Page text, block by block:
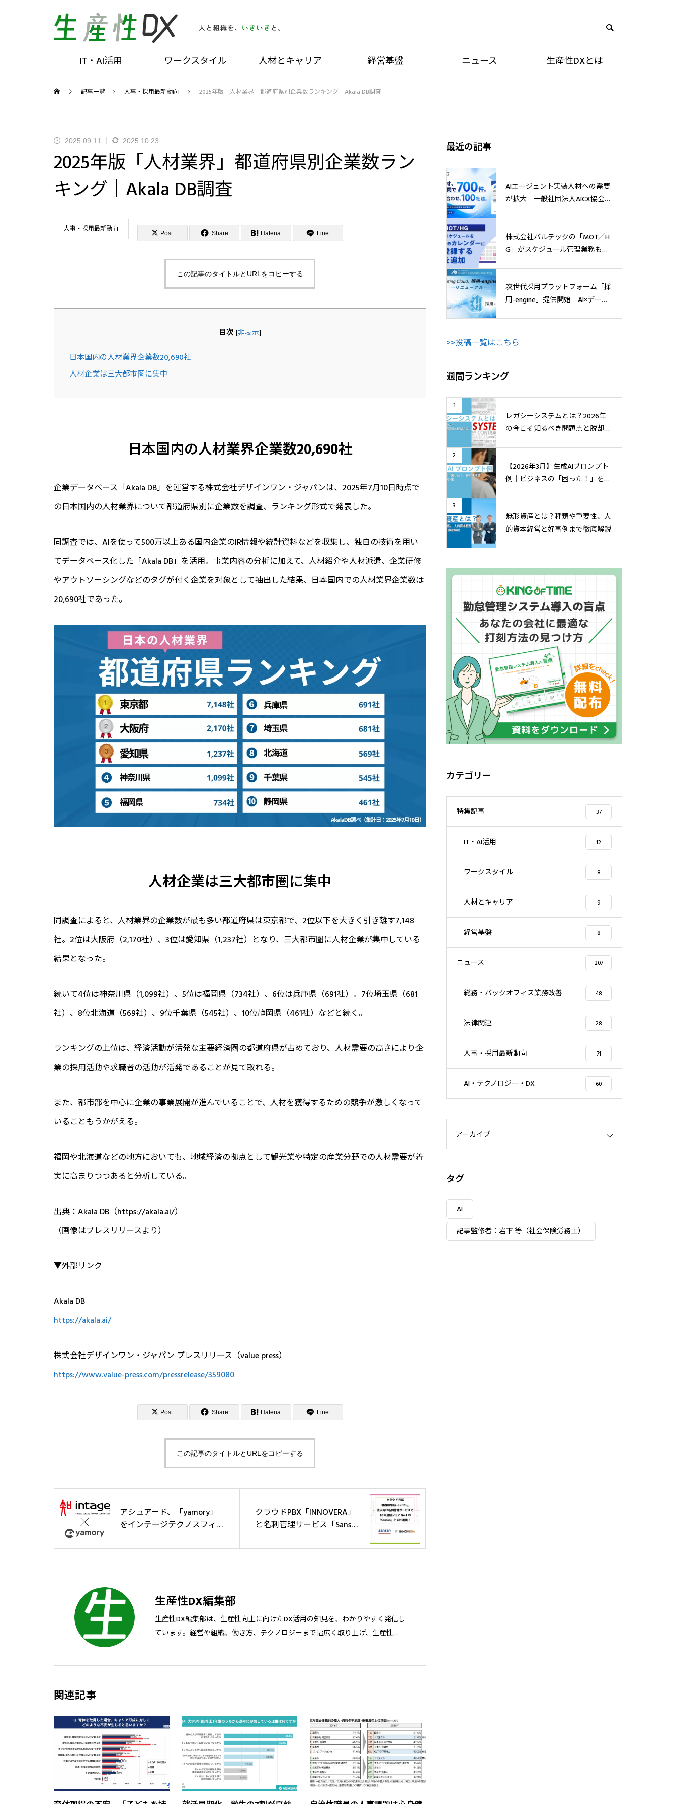
IT・AI活用 ワークスタイル 人材とキャリア 経営基盤 ニュース 生産性DXとは
記事一覧 人事・採用最新動向 2025年版「人材業界」都道府県別企業数ランキング｜Akala DB調査
2025.09.11 2025.10.23
2025年版「人材業界」都道府県別企業数ラン
キング｜Akala DB調査
人事・採用最新動向 Post Share Hatena Line
この記事のタイトルとURLをコピーする
目次 [非表示]
日本国内の人材業界企業数20,690社
人材企業は三大都市圏に集中
日本国内の人材業界企業数20,690社
企業データベース「Akala DB」を運営する株式会社デザインワン・ジャパンは、2025年7月10日時点で
の日本国内の人材業界について都道府県別に企業数を調査、ランキング形式で発表した。
同調査では、AIを使って500万以上ある国内企業のIR情報や統計資料などを収集し、独自の技術を用い
てデータベース化した「Akala DB」を活用。事業内容の分析に加えて、人材紹介や人材派遣、企業研修
やアウトソーシングなどのタグが付く企業を対象として抽出した結果、日本国内での人材業界企業数は
20,690社であった。
人材企業は三大都市圏に集中
同調査によると、人材業界の企業数が最も多い都道府県は東京都で、2位以下を大きく引き離す7,148
社。2位は大阪府（2,170社）、3位は愛知県（1,237社）となり、三大都市圏に人材企業が集中している
結果となった。
続いて4位は神奈川県（1,099社）、5位は福岡県（734社）、6位は兵庫県（691社）。7位埼玉県（681
社）、8位北海道（569社）、9位千葉県（545社）、10位静岡県（461社）などと続く。
ランキングの上位は、経済活動が活発な主要経済圏の都道府県が占めており、人材需要の高さにより企
業の採用活動や求職者の活動が活発であることが見て取れる。
また、都市部を中心に企業の事業展開が進んでいることで、人材を獲得するための競争が激しくなって
いることもうかがえる。
福岡や北海道などの地方においても、地域経済の拠点として観光業や特定の産業分野での人材需要が着
実に高まりつつあると分析している。
出典：Akala DB（https://akala.ai/）
（画像はプレスリリースより）
▼外部リンク
Akala DB
https://akala.ai/
株式会社デザインワン・ジャパン プレスリリース（value press）
https://www.value-press.com/pressrelease/359080
Post Share Hatena Line
この記事のタイトルとURLをコピーする
アシュアード、「yamory」
をインテージテクノスフィア
クラウドPBX「INNOVERA」
と名刺管理サービス「Sansa
生産性DX編集部
生産性DX編集部は、生産性向上に向けたDX活用の知見を、わかりやすく発信し
ています。経営や組織、働き方、テクノロジーまで幅広く取り上げ、生産性向
関連記事
最近の記事
AIエージェント実装人材への需要
が拡大 一般社団法人AICX協会の
株式会社バルテックの「MOT／H
G」がスケジュール管理業務も効
次世代採用プラットフォーム「採
用-engine」提供開始 AI×データ
>>投稿一覧はこちら
週間ランキング
1
レガシーシステムとは？2026年
の今こそ知るべき問題点と脱却方
2
【2026年3月】生成AIプロンプト
例│ビジネスの「困った！」を解
3
無形資産とは？種類や重要性、人
的資本経営と好事例まで徹底解説
カテゴリー
特集記事 37
IT・AI活用 12
ワークスタイル 8
人材とキャリア 9
経営基盤 8
ニュース 207
総務・バックオフィス業務改善 48
法律関連 28
人事・採用最新動向 71
AI・テクノロジー・DX 60
アーカイブ
タグ
AI
記事監修者：岩下 等（社会保険労務士）